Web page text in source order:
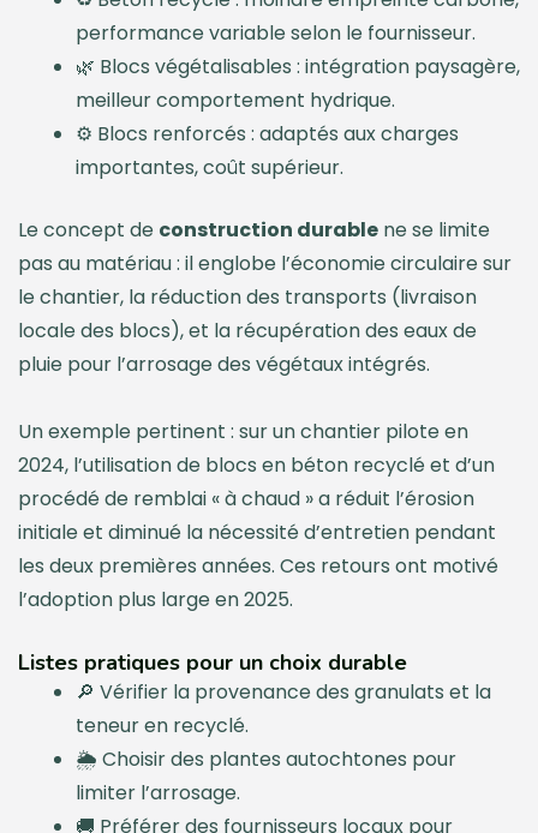
performance variable selon le fournisseur.
🌿 Blocs végétalisables : intégration paysagère,
meilleur comportement hydrique.
⚙️ Blocs renforcés : adaptés aux charges
importantes, coût supérieur.
Le concept de construction durable ne se limite
pas au matériau : il englobe l’économie circulaire sur
le chantier, la réduction des transports (livraison
locale des blocs), et la récupération des eaux de
pluie pour l’arrosage des végétaux intégrés.
Un exemple pertinent : sur un chantier pilote en
2024, l’utilisation de blocs en béton recyclé et d’un
procédé de remblai « à chaud » a réduit l’érosion
initiale et diminué la nécessité d’entretien pendant
les deux premières années. Ces retours ont motivé
l’adoption plus large en 2025.
Listes pratiques pour un choix durable
🔎 Vérifier la provenance des granulats et la
teneur en recyclé.
🌦️ Choisir des plantes autochtones pour
limiter l’arrosage.
🚚 Préférer des fournisseurs locaux pour